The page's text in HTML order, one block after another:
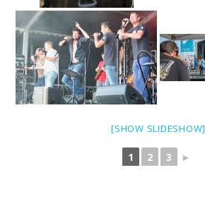
[SHOW SLIDESHOW]
1 2 3 ►